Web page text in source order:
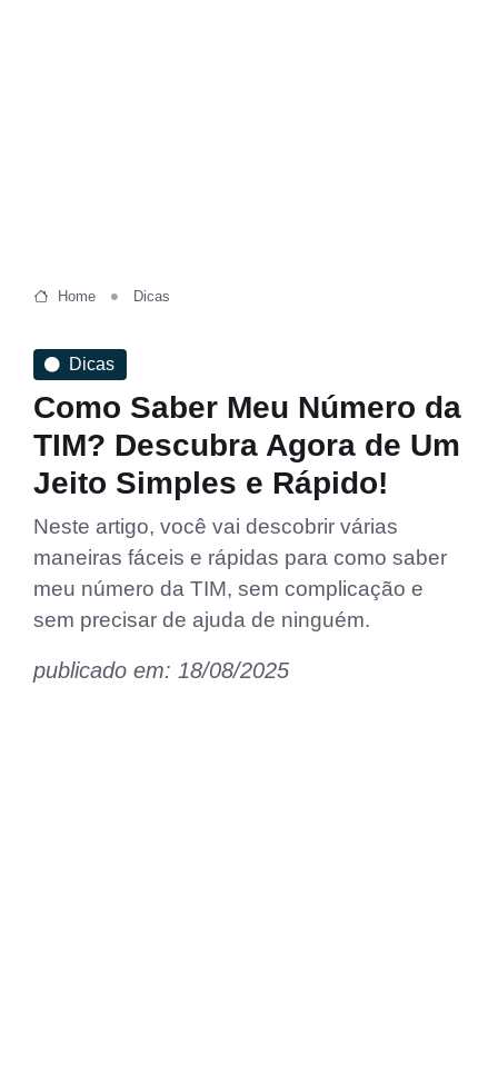
Home Dicas
Dicas
Como Saber Meu Número da
TIM? Descubra Agora de Um
Jeito Simples e Rápido!
Neste artigo, você vai descobrir várias
maneiras fáceis e rápidas para como saber
meu número da TIM, sem complicação e
sem precisar de ajuda de ninguém.
publicado em: 18/08/2025